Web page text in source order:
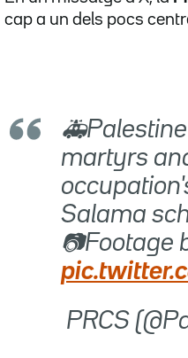
cap a un dels pocs
martyrs
Salama
📷Footage
 PRCS